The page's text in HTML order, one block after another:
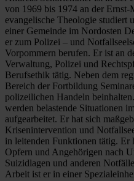
von 1969 bis 1974 an der
evangelische Theologie studiert
einer Gemeinde im Nordosten
er zum Polizei – und
Vorpommern berufen. Er ist an
Verwaltung, Polizei und
Berufsethik tätig. Neben dem
Bereich der Fortbildung
polizeilichen Handeln
werden belastende Situationen
aufgearbeitet. Er hat sich
Krisenintervention und
in leitenden Funktionen tätig. Er
Opfern und Angehörigen nach
Suizidlagen und anderen
Arbeit ist er in einer